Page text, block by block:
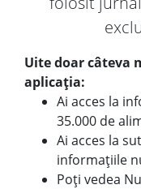
Uite doar câteva
aplicația:
Ai acces la
35.000 de
Ai acces la
informațiile
Poți vedea